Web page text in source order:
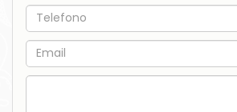
Telefono
Email
Commento